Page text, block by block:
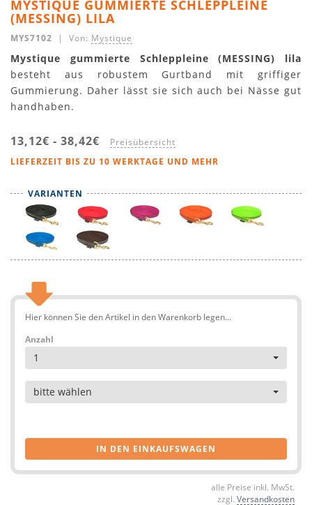
MYSTIQUE GUMMIERTE SCHLEPPLEINE
(MESSING) LILA
MYS7102 | Von: Mystique
Mystique gummierte Schleppleine (MESSING) lila
besteht aus robustem Gurtband mit griffiger
Gummierung. Daher lässt sie sich auch bei Nässe gut
handhaben.
13,12€ - 38,42€ Preisübersicht
LIEFERZEIT BIS ZU 10 WERKTAGE UND MEHR
VARIANTEN
Hier können Sie den Artikel in den Warenkorb legen...
Anzahl
1
Artikel
bitte wählen
IN DEN EINKAUFSWAGEN
alle Preise inkl. MwSt.
zzgl. Versandkosten